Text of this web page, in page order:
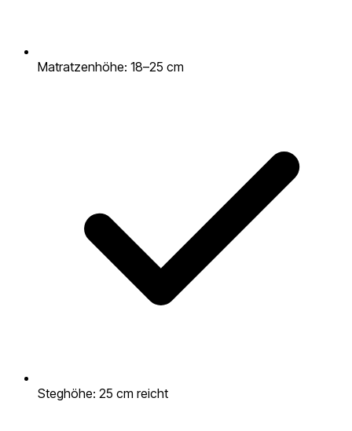
Matratzenhöhe: 18–25 cm
Steghöhe: 25 cm reicht